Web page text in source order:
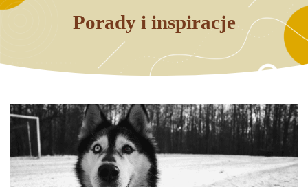
Porady i inspiracje